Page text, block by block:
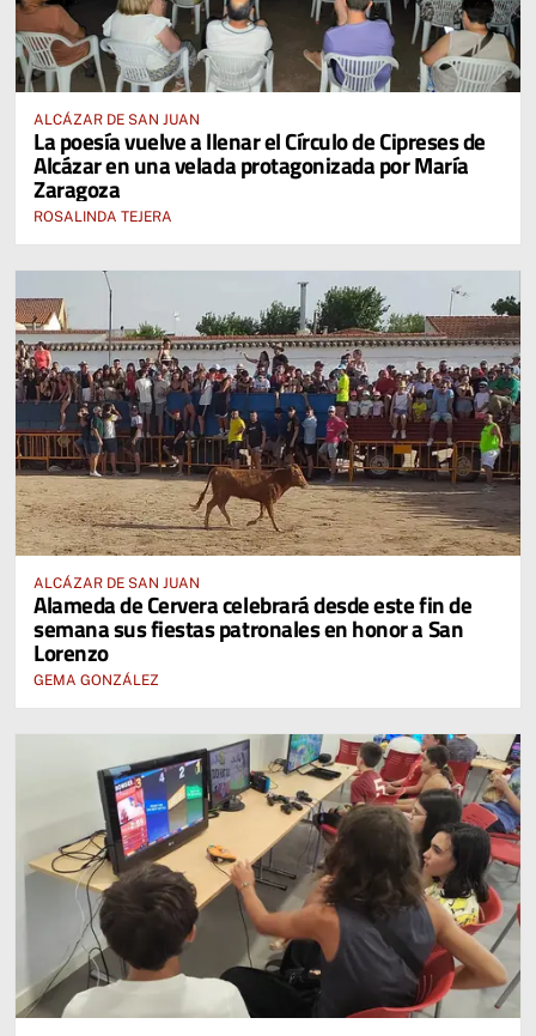
ALCÁZAR DE SAN JUAN
La poesía vuelve a llenar el Círculo de Cipreses de
Alcázar en una velada protagonizada por María
Zaragoza
ROSALINDA TEJERA
ALCÁZAR DE SAN JUAN
Alameda de Cervera celebrará desde este fin de
semana sus fiestas patronales en honor a San
Lorenzo
GEMA GONZÁLEZ